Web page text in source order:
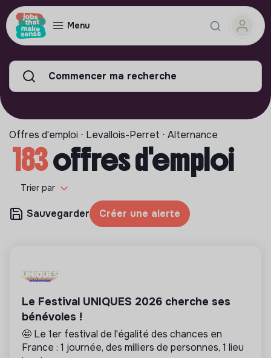
Menu
Commencer ma recherche
Offres d'emploi ⋅ Levallois-Perret ⋅ Alternance
183offres d'emploi
Trier par
Sauvegarder Créer une alerte
Le Festival UNIQUES 2026 cherche ses
bénévoles !
🤩 Le 1er festival de l'égalité des chances en
France : 1 journée, des milliers de personnes, 1 lieu